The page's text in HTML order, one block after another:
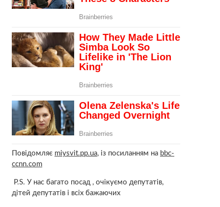
Повідомляє miysvit.pp.ua, із посиланням на bbc-
ccnn.com
P.S. У нас багато посад , очікуємо депутатів,
дітей депутатів і всіх бажаючих